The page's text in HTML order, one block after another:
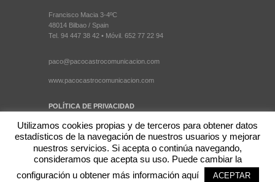
Francisco Macia 3-4ºC
48014 Bilbao / Spain
Tel. 94 447 38 42 • Móvil. 652 77 22 94
paco@pacocastrocomunicacion.com
www.pacocastrocomunicacion.com
POLÍTICA DE PRIVACIDAD
Utilizamos cookies propias y de terceros para obtener datos
estadísticos de la navegación de nuestros usuarios y mejorar
nuestros servicios. Si acepta o continúa navegando,
consideramos que acepta su uso. Puede cambiar la
configuración u obtener más información aquí
ACEPTAR